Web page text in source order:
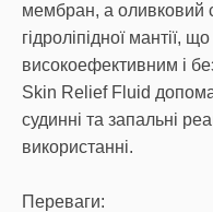
мембран, а оливковий
гідроліпідної мантії,
високоефективним і
Skin Relief Fluid
судинні та запальні
використанні.
Переваги: